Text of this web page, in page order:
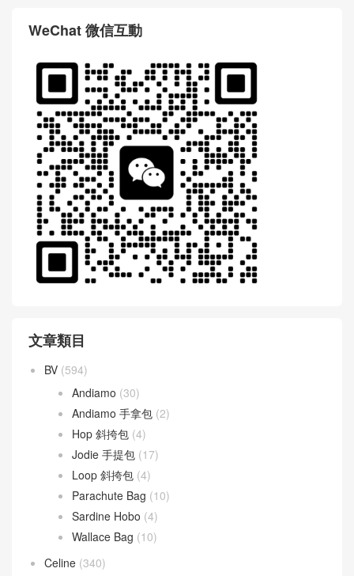
WeChat 微信互動
文章類目
(594)
Andiamo (30)
Andiamo 手拿包(2)
Hop 斜挎包